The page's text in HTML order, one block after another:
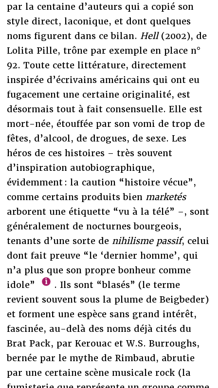
par la centaine d’auteurs qui a copié son
style direct, laconique, et dont quelques
noms figurent dans ce bilan. Hell(2002), de
Lolita Pille, trône par exemple en place n°
92. Toute cette littérature, directement
inspirée d’écrivains américains qui ont eu
fugacement une certaine originalité, est
désormais tout à fait consensuelle. Elle est
mort-née, étouffée par son vomi de trop de
fêtes, d’alcool, de drogues, de sexe. Les
héros de ces histoires – très souvent
d’inspiration autobiographique,
évidemment : la caution “histoire vécue”,
comme certains produits bien marketés
arborent une étiquette “vu à la télé” –, sont
généralement de nocturnes bourgeois,
tenants d’une sorte de nihilisme passif, celui
dont fait preuve “le ‘dernier homme’, qui
n’a plus que son propre bonheur comme
idole”
. Ils sont “blasés” (le terme
revient souvent sous la plume de Beigbeder)
et forment une espèce sans grand intérêt,
fascinée, au-delà des noms déjà cités du
Brat Pack, par Kerouac et W.S. Burroughs,
bernée par le mythe de Rimbaud, abrutie
par une certaine scène musicale rock (la